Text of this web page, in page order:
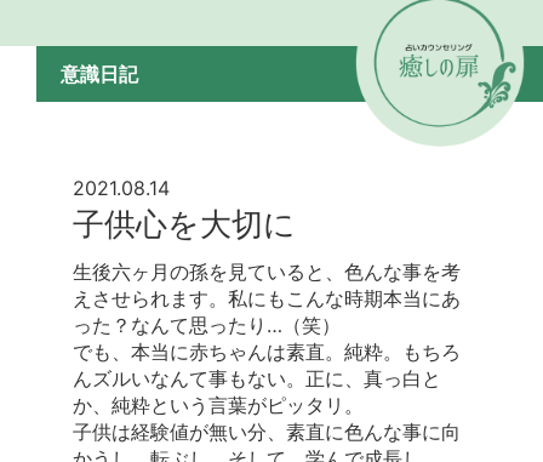
意識日記
2021.08.14
子供心を大切に
生後六ヶ月の孫を見ていると、色んな事を考
えさせられます。私にもこんな時期本当にあ
った？なんて思ったり…（笑）
でも、本当に赤ちゃんは素直。純粋。もちろ
んズルいなんて事もない。正に、真っ白と
か、純粋という言葉がピッタリ。
子供は経験値が無い分、素直に色んな事に向